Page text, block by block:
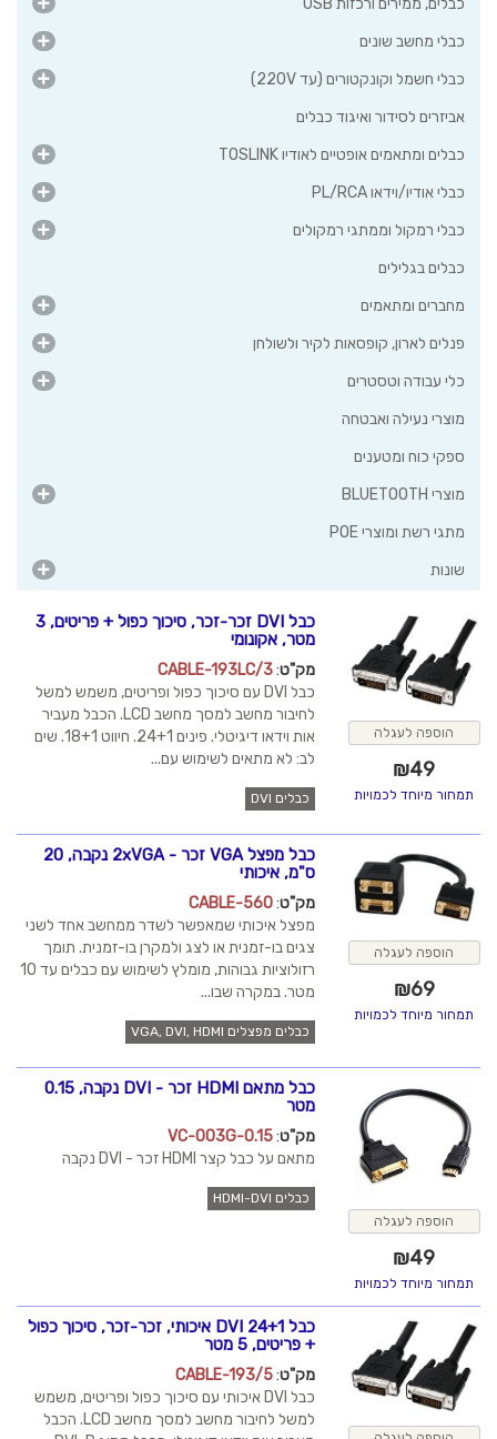
כבלים, ממירים ורכזות USB
כבלי מחשב שונים
כבלי חשמל וקונקטורים (עד 220V)
אביזרים לסידור ואיגוד כבלים
כבלים ומתאמים אופטיים לאודיו TOSLINK
כבלי אודיו/וידאו PL/RCA
כבלי רמקול וממתגי רמקולים
כבלים בגלילים
מחברים ומתאמים
פנלים לארון, קופסאות לקיר ולשולחן
כלי עבודה וטסטרים
מוצרי נעילה ואבטחה
ספקי כוח ומטענים
מוצרי BLUETOOTH
מתגי רשת ומוצרי POE
שונות
הוספה לעגלה
₪49
תמחור מיוחד לכמויות
כבל DVI זכר-זכר, סיכוך כפול + פריטים, 3
מטר, אקונומי
מק"ט:
CABLE-193LC/3
כבל DVI עם סיכוך כפול ופריטים, משמש למשל
לחיבור מחשב למסך מחשב LCD. הכבל מעביר
אות וידאו דיגיטלי. פינים 24+1. חיווט 18+1. שים
לב: לא מתאים לשימוש עם...
כבלים DVI
הוספה לעגלה
₪69
תמחור מיוחד לכמויות
כבל מפצל VGA זכר - 2xVGA נקבה, 20
ס"מ, איכותי
מק"ט:
CABLE-560
מפצל איכותי שמאפשר לשדר ממחשב אחד לשני
צגים בו-זמנית או לצג ולמקרן בו-זמנית. תומך
רזולוציות גבוהות, מומלץ לשימוש עם כבלים עד 10
מטר. במקרה שבו...
כבלים מפצלים VGA, DVI, HDMI
הוספה לעגלה
₪49
תמחור מיוחד לכמויות
כבל מתאם HDMI זכר - DVI נקבה, 0.15
מטר
מק"ט:
VC-003G-0.15
מתאם על כבל קצר HDMI זכר - DVI נקבה
כבלים HDMI-DVI
כבל DVI 24+1 איכותי, זכר-זכר, סיכוך כפול
+ פריטים, 5 מטר
מק"ט:
CABLE-193/5
כבל DVI איכותי עם סיכוך כפול ופריטים, משמש
למשל לחיבור מחשב למסך מחשב LCD. הכבל